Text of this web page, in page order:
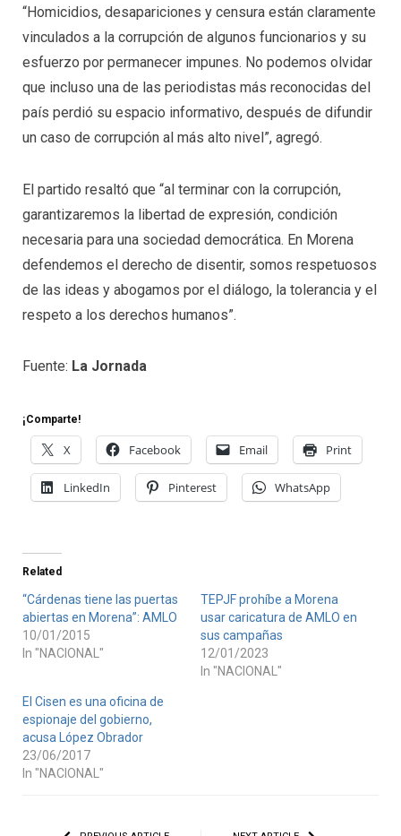
“Homicidios, desapariciones y censura están claramente
vinculados a la corrupción de algunos funcionarios y su
esfuerzo por permanecer impunes. No podemos olvidar
que incluso una de las periodistas más reconocidas del
país perdió su espacio informativo, después de difundir
un caso de corrupción al más alto nivel”, agregó.
El partido resaltó que “al terminar con la corrupción,
garantizaremos la libertad de expresión, condición
necesaria para una sociedad democrática. En Morena
defendemos el derecho de disentir, somos respetuosos
de las ideas y abogamos por el diálogo, la tolerancia y el
respeto a los derechos humanos”.
Fuente: La Jornada
¡Comparte!
X Facebook Email Print
LinkedIn Pinterest WhatsApp
Related
“Cárdenas tiene las puertas
abiertas en Morena”: AMLO
10/01/2015
In "NACIONAL"
TEPJF prohíbe a Morena
usar caricatura de AMLO en
sus campañas
12/01/2023
In "NACIONAL"
El Cisen es una oficina de
espionaje del gobierno,
acusa López Obrador
23/06/2017
In "NACIONAL"